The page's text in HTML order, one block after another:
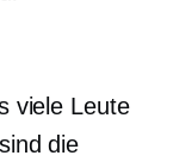
viele Leute
die